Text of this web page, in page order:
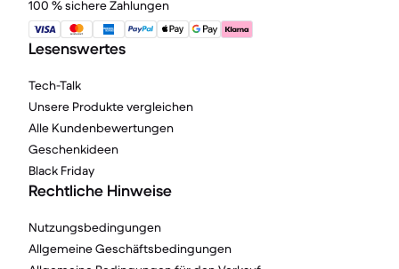
100 % sichere Zahlungen
Lesenswertes
Tech-Talk
Unsere Produkte vergleichen
Alle Kundenbewertungen
Geschenkideen
Black Friday
Rechtliche Hinweise
Nutzungsbedingungen
Allgemeine Geschäftsbedingungen